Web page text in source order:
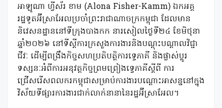
អាឡូណា ហ្វីស័រ ខាម (Alona Fisher-Kamm) ឯកអគ្គ
រដ្ឋទូតអ៊ីស្រាអែលប្រចាំព្រះរាជាណាចក្រកម្ពុជា ដែលមាន
និវេសនដ្ឋាននៅទីក្រុងបាងកក នារសៀលថ្ងៃទី២៤ ខែមិថុនា
ឆ្នាំ២០២៦ នៅទីស្តីការក្រសួងការងារនិងបណ្ដុះបណ្ដាលវិជ្ជា
ជីវៈ ដើម្បីពង្រឹងកិច្ចសហប្រតិបត្តិការទ្វេភាគី និងផ្លាស់ប្តូរ
ទស្សនៈអំពីការអនុវត្តកិច្ចព្រមព្រៀងទ្វេភាគីស្តីពី ការ
ជ្រើសរើសពលករកម្ពុជាសម្រាប់ការងារបណ្តោះអាសន្ននៅក្នុង
វិស័យទីផ្សារការងារជាក់លាក់នានានៃរដ្ឋអ៊ីស្រាអែល។